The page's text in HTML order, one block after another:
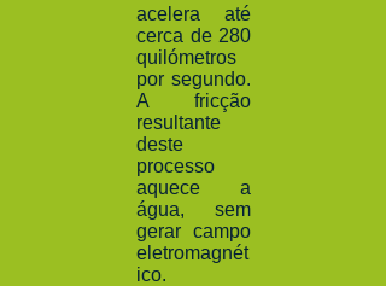
acelera até
cerca de 280
quilómetros
por segundo.
A fricção
resultante
deste
processo
aquece a
água, sem
gerar campo
eletromagnét
ico.